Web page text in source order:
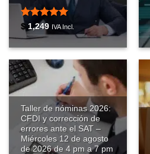
Valorado
con5de 5
$ 1,249 IVA Incl.
Taller de nóminas 2026:
CFDI y corrección de
errores ante el SAT –
Miércoles 12 de agosto
de 2026 de 4 pm a 7 pm